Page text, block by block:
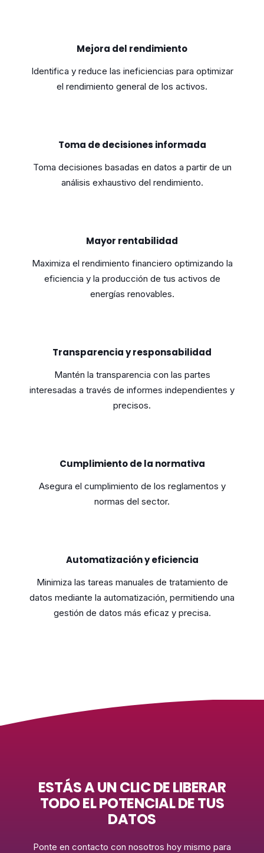
Mejora del rendimiento
Identifica y reduce las ineficiencias para optimizar
el rendimiento general de los activos.
Toma de decisiones informada
Toma decisiones basadas en datos a partir de un
análisis exhaustivo del rendimiento.
Mayor rentabilidad
Maximiza el rendimiento financiero optimizando la
eficiencia y la producción de tus activos de
energías renovables.
Transparencia y responsabilidad
Mantén la transparencia con las partes
interesadas a través de informes independientes y
precisos.
Cumplimiento de la normativa
Asegura el cumplimiento de los reglamentos y
normas del sector.
Automatización y eficiencia
Minimiza las tareas manuales de tratamiento de
datos mediante la automatización, permitiendo una
gestión de datos más eficaz y precisa.
ESTÁS A UN CLIC DE LIBERAR
TODO EL POTENCIAL DE TUS
DATOS
Ponte en contacto con nosotros hoy mismo para